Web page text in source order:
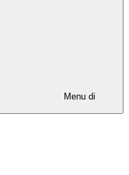
Menu di